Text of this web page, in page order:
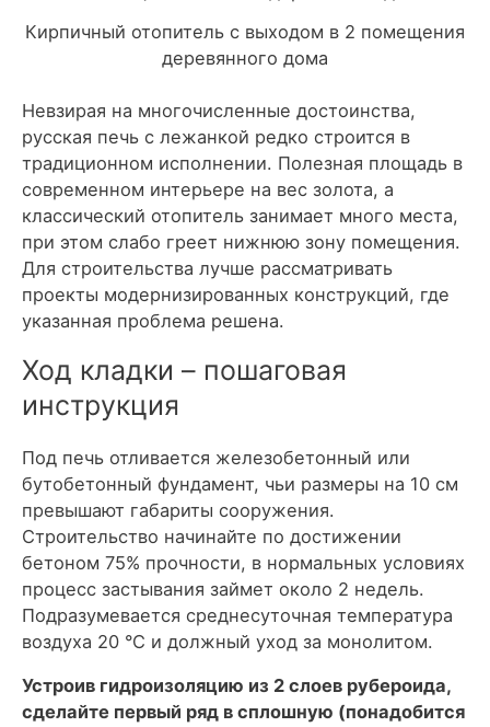
Кирпичный отопитель с выходом в 2 помещения
деревянного дома
Невзирая на многочисленные достоинства,
русская печь с лежанкой редко строится в
традиционном исполнении. Полезная площадь в
современном интерьере на вес золота, а
классический отопитель занимает много места,
при этом слабо греет нижнюю зону помещения.
Для строительства лучше рассматривать
проекты модернизированных конструкций, где
указанная проблема решена.
Ход кладки – пошаговая
инструкция
Под печь отливается железобетонный или
бутобетонный фундамент, чьи размеры на 10 см
превышают габариты сооружения.
Строительство начинайте по достижении
бетоном 75% прочности, в нормальных условиях
процесс застывания займет около 2 недель.
Подразумевается среднесуточная температура
воздуха 20 °С и должный уход за монолитом.
Устроив гидроизоляцию из 2 слоев рубероида,
сделайте первый ряд в сплошную (понадобится